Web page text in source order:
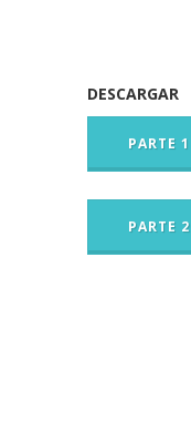
DESCARGAR
PARTE 1
PARTE 2